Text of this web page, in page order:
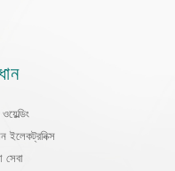
ইলেকট্রনিক্স
সেবা